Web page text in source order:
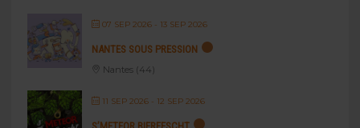
07 SEP 2026- 13 SEP 2026
NANTES SOUS PRESSION
Nantes (44)
11 SEP 2026- 12 SEP 2026